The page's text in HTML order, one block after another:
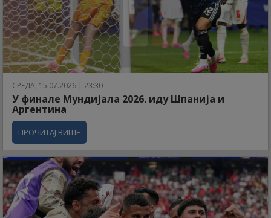
СРЕДА, 15.07.2026 | 23:30
У финале Мундијала 2026. иду Шпанија и
Аргентина
ПРОЧИТАЈ ВИШЕ